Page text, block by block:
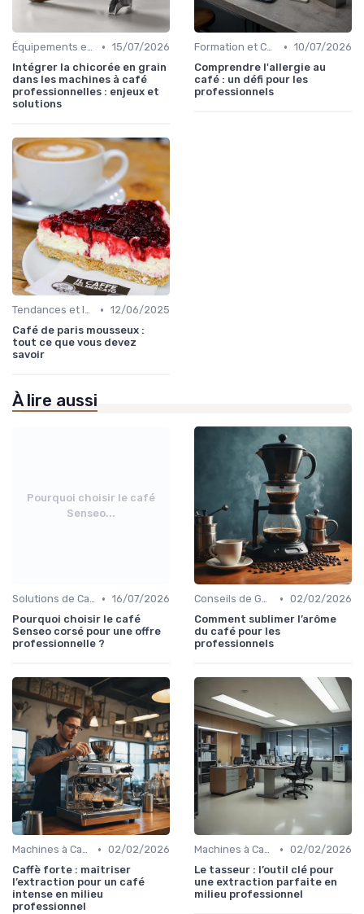
Équipements et Machines CHR • 15/07/2026
Intégrer la chicorée en grain
dans les machines à café
professionnelles : enjeux et
solutions
Formation et Certification du Personnel • 10/07/2026
Comprendre l'allergie au
café : un défi pour les
professionnels
Tendances et Innovations CHR • 12/06/2025
Café de paris mousseux :
tout ce que vous devez
savoir
À lire aussi
Pourquoi choisir le café
Senseo...
Solutions de Café pour Entreprises • 16/07/2026
Pourquoi choisir le café
Senseo corsé pour une offre
professionnelle ?
Conseils de Gestion du Café • 02/02/2026
Comment sublimer l’arôme
du café pour les
professionnels
Machines à Café Professionnelles • 02/02/2026
Caffè forte : maîtriser
l’extraction pour un café
intense en milieu
professionnel
Machines à Café Professionnelles • 02/02/2026
Le tasseur : l’outil clé pour
une extraction parfaite en
milieu professionnel